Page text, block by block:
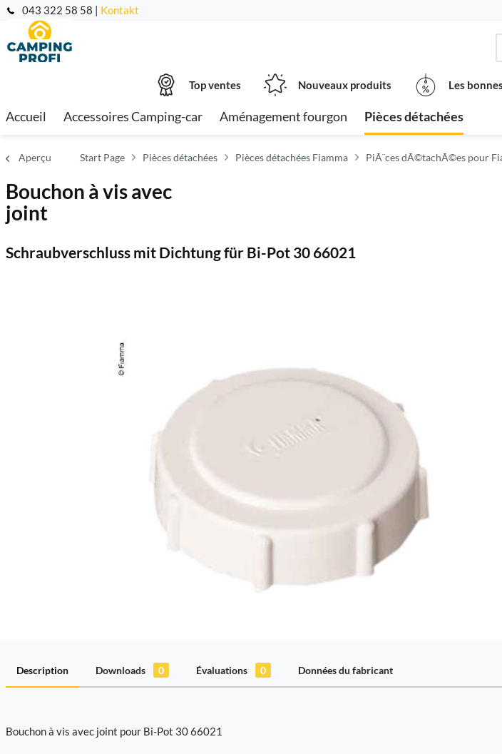
043 322 58 58 | Kontakt
Top ventes Nouveaux produits Les
Accueil Accessoires Camping-car Aménagement fourgon Pièces détachées
Aperçu Start Page Pièces détachées Pièces détachées Fiamma PiÃ¨ces dÃ©tachÃ©es pour
Bouchon à vis avec
joint
Schraubverschluss mit Dichtung für Bi-Pot 30 66021
Description Downloads 0 Évaluations 0 Données du fabricant
Bouchon à vis avec joint pour Bi-Pot 30 66021